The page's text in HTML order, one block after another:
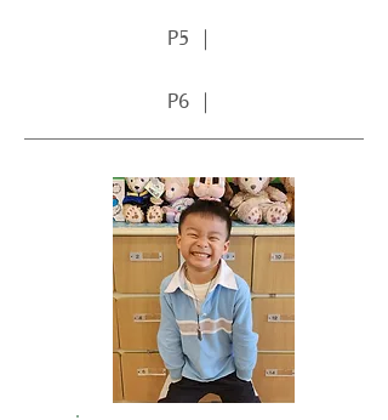
P5 ｜
P6 ｜